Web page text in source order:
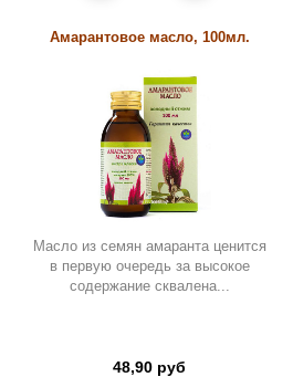
Амарантовое масло, 100мл.
Масло из семян амаранта ценится
в первую очередь за высокое
содержание сквалена...
48,90 руб